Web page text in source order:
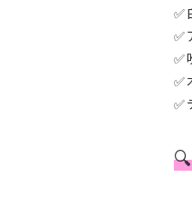
✅
✅
✅
✅
✅